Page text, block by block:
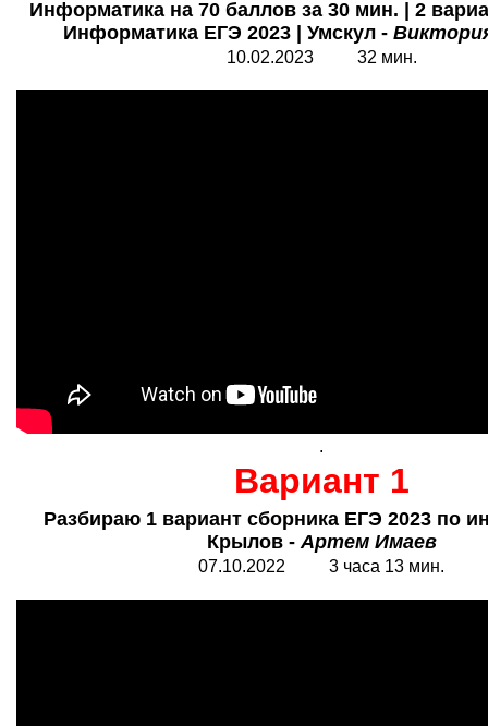
Информатика на 70 баллов за 30 мин. | 2
Информатика ЕГЭ 2023 | Умскул -
10.02.2023 32 мин.
.
Вариант 1
Разбираю 1 вариант сборника ЕГЭ 2023 по
Крылов -Артем Имаев
07.10.2022 3 часа 13 мин.